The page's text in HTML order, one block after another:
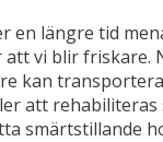
längre tid
vi blir friskare.
kan
att
smärtstillande